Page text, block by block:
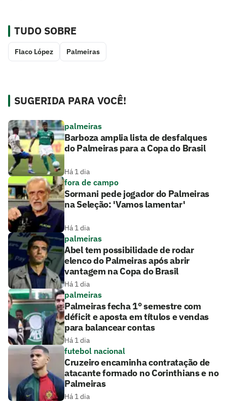
TUDO SOBRE
Flaco López Palmeiras
SUGERIDA PARA VOCÊ!
palmeiras
Barboza amplia lista de desfalques
do Palmeiras para a Copa do Brasil
Há 1 dia
fora de campo
Sormani pede jogador do Palmeiras
na Seleção: 'Vamos lamentar'
Há 1 dia
palmeiras
Abel tem possibilidade de rodar
elenco do Palmeiras após abrir
vantagem na Copa do Brasil
Há 1 dia
palmeiras
Palmeiras fecha 1° semestre com
déficit e aposta em títulos e vendas
para balancear contas
Há 1 dia
futebol nacional
Cruzeiro encaminha contratação de
atacante formado no Corinthians e no
Palmeiras
Há 1 dia